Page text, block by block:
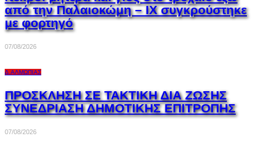
από την Παλαιοκώμη – ΙΧ συγκρούστηκε
με φορτηγό
07/08/2026
Δ.ΑΛΜΩΠΊΑΣ
ΠΡΟΣΚΛΗΣΗ ΣΕ ΤΑΚΤΙΚΗ ΔΙΑ ΖΩΣΗΣ
ΣΥΝΕΔΡΙΑΣΗ ΔΗΜΟΤΙΚΗΣ ΕΠΙΤΡΟΠΗΣ
07/08/2026